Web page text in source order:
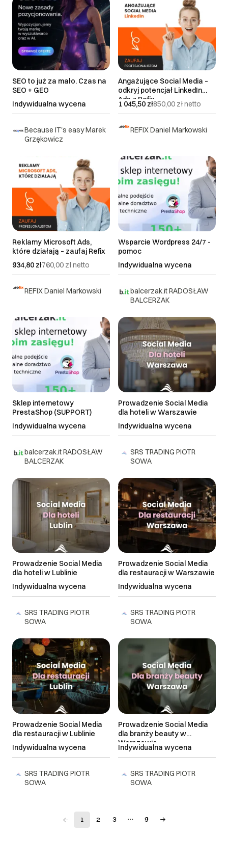
Because IT's easy Marek
Grzękowicz
SEO to już za mało. Czas na
SEO + GEO
Indywidualna wycena
REFIX Daniel Markowski
Angażujące Social Media –
odkryj potencjał LinkedIn
Ads z Refix
1 045,50 zł850,00 złnetto
REFIX Daniel Markowski
Reklamy Microsoft Ads,
które działają – zaufaj Refix
934,80 zł760,00 złnetto
balcerzak.it RADOSŁAW
BALCERZAK
Wsparcie Wordpress 24/7 -
pomoc
Indywidualna wycena
balcerzak.it RADOSŁAW
BALCERZAK
Sklep internetowy
PrestaShop (SUPPORT)
Indywidualna wycena
SRS TRADING PIOTR
SOWA
Prowadzenie Social Media
dla hoteli w Warszawie
Indywidualna wycena
SRS TRADING PIOTR
SOWA
Prowadzenie Social Media
dla hoteli w Lublinie
Indywidualna wycena
SRS TRADING PIOTR
SOWA
Prowadzenie Social Media
dla restauracji w Warszawie
Indywidualna wycena
SRS TRADING PIOTR
SOWA
Prowadzenie Social Media
dla restauracji w Lublinie
Indywidualna wycena
SRS TRADING PIOTR
SOWA
Prowadzenie Social Media
dla branży beauty w
Warszawie
Indywidualna wycena
1 2 3 9